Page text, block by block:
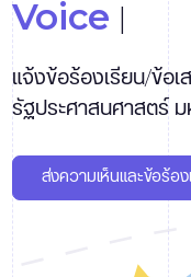
Voice of
แจ้งข้อร้องเรียน/ข้อ
รัฐประศาสนศาสตร์
ส่งความเห็นและข้อร้อ